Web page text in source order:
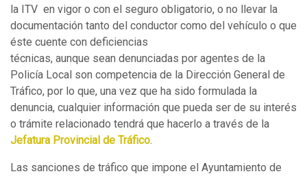
la ITV en vigor o con el seguro obligatorio, o no llevar la
documentación tanto del conductor como del vehículo o que
éste cuente con deficiencias
técnicas, aunque sean denunciadas por agentes de la
Policía Local son competencia de la Dirección General de
Tráfico, por lo que, una vez que ha sido formulada la
denuncia, cualquier información que pueda ser de su interés
o trámite relacionado tendrá que hacerlo a través de la
Jefatura Provincial de Tráfico
Las sanciones de tráfico que impone el Ayuntamiento de